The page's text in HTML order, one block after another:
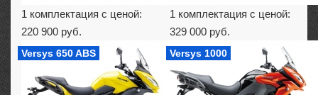
1 комплектация с ценой:
220 900 руб.
1 комплектация с ценой:
329 000 руб.
Versys 650 ABS Versys 1000